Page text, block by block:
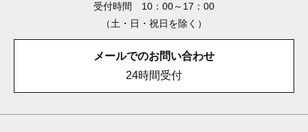
受付時間 10：00～17：00
（土・日・祝日を除く）
メールでのお問い合わせ
24時間受付